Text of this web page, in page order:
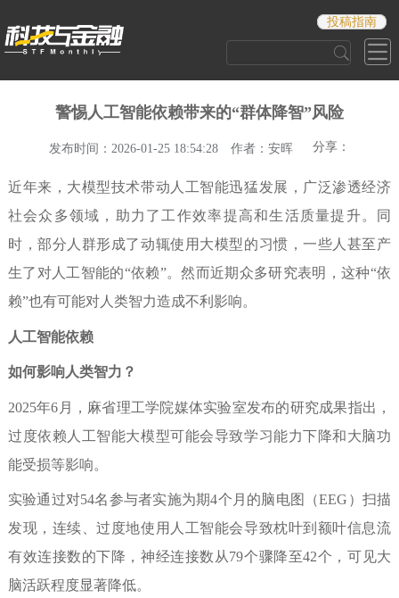
投稿指南
警惕人工智能依赖带来的“群体降智”风险
发布时间：2026-01-25 18:54:28 作者：安晖 分享：
近年来，大模型技术带动人工智能迅猛发展，广泛渗透经济
社会众多领域，助力了工作效率提高和生活质量提升。同
时，部分人群形成了动辄使用大模型的习惯，一些人甚至产
生了对人工智能的“依赖”。然而近期众多研究表明，这种“依
赖”也有可能对人类智力造成不利影响。
人工智能依赖
如何影响人类智力？
2025年6 月，麻省理工学院媒体实验室发布的研究成果指出，
过度依赖人工智能大模型可能会导致学习能力下降和大脑功
能受损等影响。
实验通过对54名参与者实施为期4个月的脑电图（EEG ）扫描
发现，连续、过度地使用人工智能会导致枕叶到额叶信息流
有效连接数的下降，神经连接数从79个骤降至42个，可见大
脑活跃程度显著降低。